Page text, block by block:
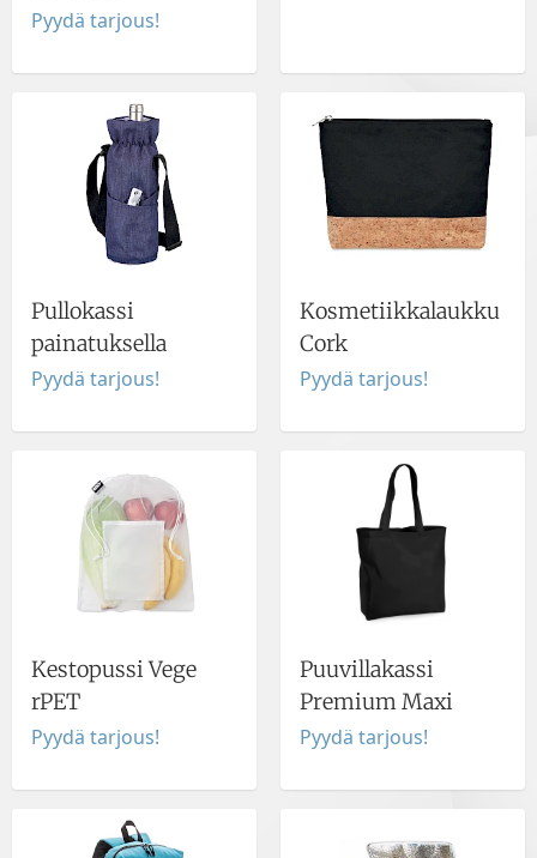
Pyydä tarjous!
Pullokassi
painatuksella
Pyydä tarjous!
Kosmetiikkalaukku
Cork
Pyydä tarjous!
Kestopussi Vege
rPET
Pyydä tarjous!
Puuvillakassi
Premium Maxi
Pyydä tarjous!